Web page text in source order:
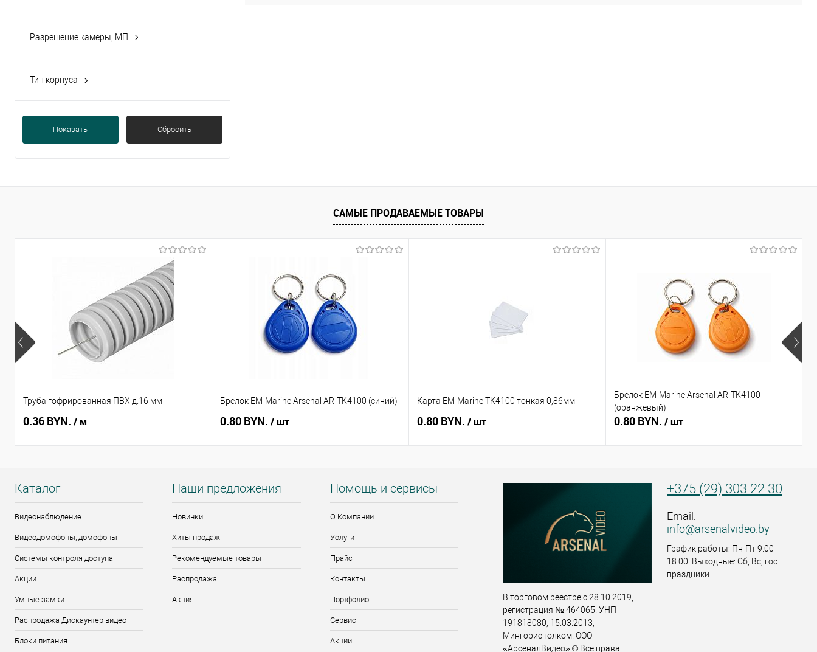
Разрешение камеры, МП
Тип корпуса
Показать Сбросить
САМЫЕ ПРОДАВАЕМЫЕ ТОВАРЫ
Труба гофрированная ПВХ д.16 мм
0.36 BYN. / м
Брелок EM-Marine Arsenal AR-TK4100 (синий)
0.80 BYN. / шт
Карта EM-Marine TK4100 тонкая 0,86мм
0.80 BYN. / шт
Брелок EM-Marine Arsenal AR-TK4100
(оранжевый)
0.80 BYN. / шт
Каталог
Видеонаблюдение
Видеодомофоны, домофоны
Системы контроля доступа
Акции
Умные замки
Распродажа Дискаунтер видео
Блоки питания
Наши предложения
Новинки
Хиты продаж
Рекомендуемые товары
Распродажа
Акция
Помощь и сервисы
О Компании
Услуги
Прайс
Контакты
Портфолио
Сервис
Акции
В торговом реестре с 28.10.2019,
регистрация № 464065. УНП
191818080, 15.03.2013,
Мингорисполком. ООО
«АрсеналВидео» © Все права
+375 (29) 303 22 30
Email:
info@arsenalvideo.by
График работы: Пн-Пт 9.00-
18.00. Выходные: Сб, Вс, гос.
праздники